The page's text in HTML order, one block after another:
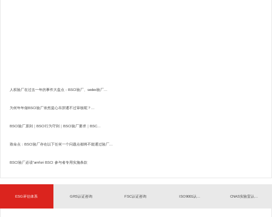
人权验厂在过去一年的事件大盘点：BSCI验厂、sedex验厂...
为何年年做BSCI验厂依然提心吊胆通不过审核呢？...
BSCI验厂原则｜BSCI行为守则｜BSCI验厂要求｜BSC...
致命点：BSCI验厂存在以下任何一个问题点都将不能通过验厂...
BSCI验厂必读”amfori BSCI 参与者专用实施条款
ESG评估体系 GRS认证咨询 FSC认证咨询 ISO9001认... CNAS实验室认...